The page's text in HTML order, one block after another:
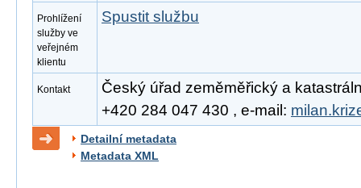
Prohlížení
služby ve
veřejném
klientu
Spustit službu
Kontakt
Český úřad zeměměřický a
+420 284 047 430 , e-mail:
Detailní metadata
Metadata XML